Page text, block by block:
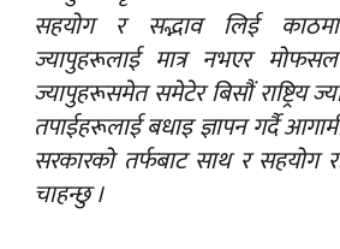
सहयोग र सद्भाव लिई
ज्यापुहरूलाई मात्र नभएर
ज्यापुहरूसमेत समेटेर बिसौं राष्ट्रिय
तपाईहरूलाई बधाइ ज्ञापन गर्दै
सरकारको तर्फबाट साथ र सहयोग
चाहन्छु ।